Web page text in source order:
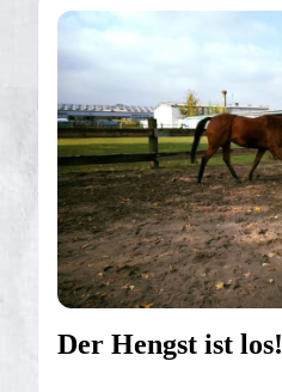
Der Hengst ist los!